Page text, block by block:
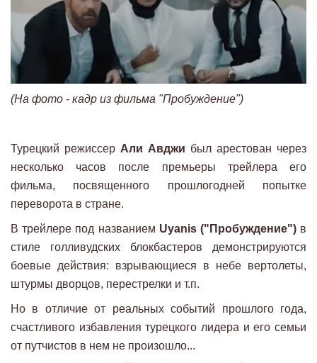
(На фото - кадр из фильма "Пробуждение")
Турецкий режиссер Али Авджи был арестован через
несколько часов после премьеры трейлера его
фильма, посвященного прошлогодней попытке
переворота в стране.
В трейлере под названием Uyanis ("Пробуждение")в
стиле голливудских блокбастеров демонстрируются
боевые действия: взрывающиеся в небе вертолеты,
штурмы дворцов, перестрелки и т.п.
Но в отличие от реальных событий прошлого года,
счастливого избавления турецкого лидера и его семьи
от путчистов в нем не произошло...